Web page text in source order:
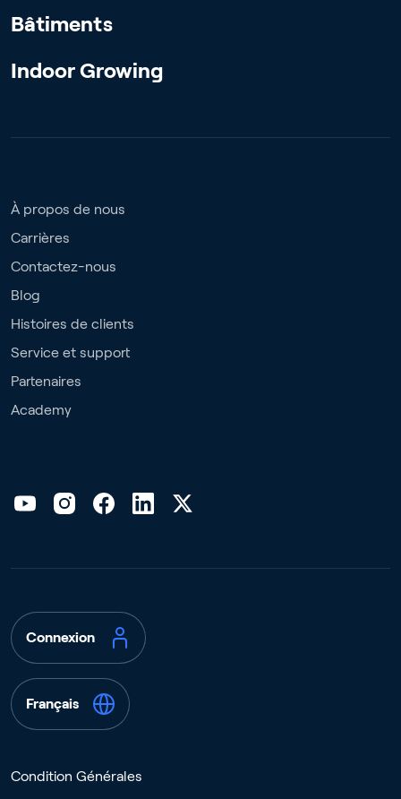
Bâtiments
Indoor Growing
À propos de nous
Carrières
Contactez-nous
Blog
Histoires de clients
Service et support
Partenaires
Academy
Connexion
Français
Condition Générales